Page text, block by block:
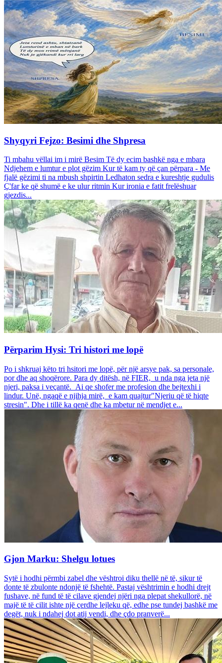
Shyqyri Fejzo: Besimi dhe Shpresa
Ti mbahu vëllai im i mirë Besim Të dy ecim bashkë nga e mbara
Ndjehem e lumtur e plot gëzim Kur të kam ty që çan përpara - Me
fjalë gëzimi ti na mbush shpirtin Ledhaton sedra e kureshtje gudulis
Ç'far ke që shumë e ke ulur ritmin Kur ironia e fatit frelëshuar
gjezdis...
Përparim Hysi: Tri histori me lopë
Po i shkruaj këto tri hsitori me lopë, për një arsye pak, sa personale,
por dhe aq shoqërore. Para dy ditësh, në FIER, u nda nga jeta një
njeri, paksa i veçantë. Ai qe shofer me profesion dhe bejtexhi i
lindur. Unë, ngaqë e njihja mirë, e kam quajtur"Njeriu që të hiqte
stresin". Dhe i tillë ka qenë dhe ka mbetur në mendjet e...
Gjon Marku: Shelgu lotues
Sytë i hodhi përmbi zabel dhe vështroi diku thellë në të, sikur të
donte të zbulonte ndonjë të fshehtë. Pastaj vështrimin e hodhi drejt
fushave, në fund të të cilave gjendej njëri nga plepat shekullorë, në
majë të të cilit ishte një çerdhe lejleku që, edhe pse tundej bashkë me
degët, nuk i ndahej dot atij vendi, dhe çdo pranverë...